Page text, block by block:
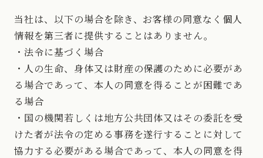
当社は、以下の場合を除き、お客様の同意なく個人
情報を第三者に提供することはありません。
・法令に基づく場合
・人の生命、身体又は財産の保護のために必要があ
る場合であって、本人の同意を得ることが困難であ
る場合
・国の機関若しくは地方公共団体又はその委託を受
けた者が法令の定める事務を遂行することに対して
協力する必要がある場合であって、本人の同意を得